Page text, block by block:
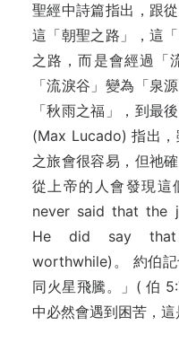
聖經中詩篇指出，跟
這「朝聖之路」，這
之路，而是會經過「
「流淚谷」變為「泉
「秋雨之福」，到最
(Max Lucado) 指出
之旅會很容易，但祂
從上帝的人會發現這
never said that the
He did say
worthwhile)。 約伯記
同火星飛騰。」( 伯
中必然會遇到困苦，這